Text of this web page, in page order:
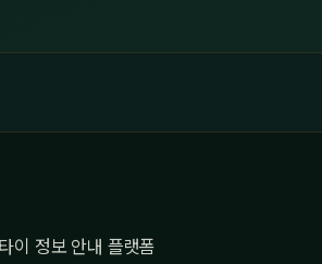
이 정보 안내 플랫폼